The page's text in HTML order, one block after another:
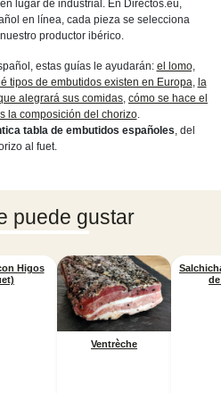
en lugar de industrial. En Directos.eu,
en línea, cada pieza se selecciona
productor ibérico.
estas guías le ayudarán: el lomo,
tipos de embutidos existen en Europa, la
alegrará sus comidas, cómo se hace el
la composición del chorizo.
tabla de embutidos españoles, del
al fuet.
puede gustar
Higos
Ventrèche